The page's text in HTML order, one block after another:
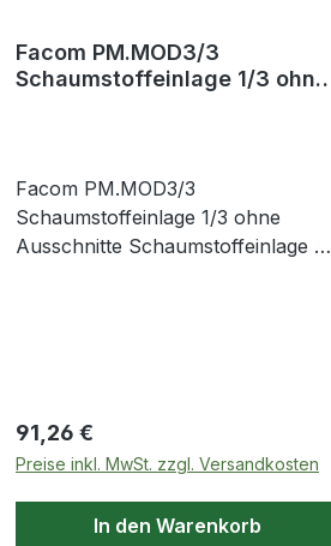
Facom PM.MOD3/3
Schaumstoffeinlage 1/3 ohne
Facom PM.MOD3/3
Schaumstoffeinlage 1/3 ohne
Ausschnitte Schaumstoffeinlage 3-
Werkzeuge
Regulärer Preis:
91,26 €
Preise inkl. MwSt. zzgl. Versandkosten
In den Warenkorb